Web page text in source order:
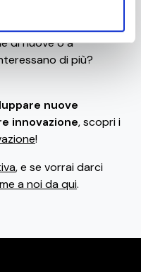
di nuove o a
di più?
nuove
innovazione, scopri i
!
, e se vorrai darci
a noi da qui.